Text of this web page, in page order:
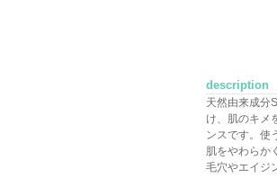
description
天然由来成分
け、肌のキメ
ンスです。使
肌をやわらか
毛穴やエイジ